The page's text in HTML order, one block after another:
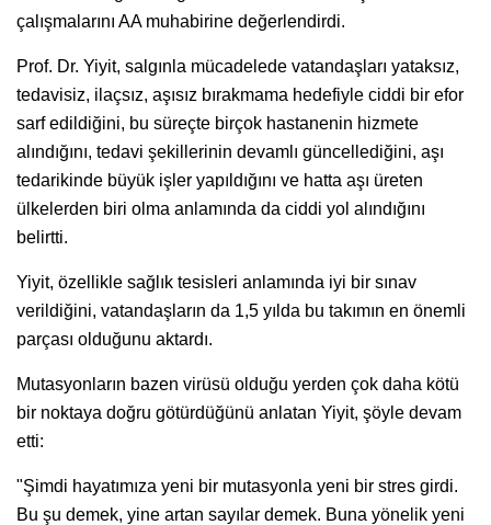
çalışmalarını AA muhabirine değerlendirdi.
Prof. Dr. Yiyit, salgınla mücadelede vatandaşları yataksız,
tedavisiz, ilaçsız, aşısız bırakmama hedefiyle ciddi bir efor
sarf edildiğini, bu süreçte birçok hastanenin hizmete
alındığını, tedavi şekillerinin devamlı güncellediğini, aşı
tedarikinde büyük işler yapıldığını ve hatta aşı üreten
ülkelerden biri olma anlamında da ciddi yol alındığını
belirtti.
Yiyit, özellikle sağlık tesisleri anlamında iyi bir sınav
verildiğini, vatandaşların da 1,5 yılda bu takımın en önemli
parçası olduğunu aktardı.
Mutasyonların bazen virüsü olduğu yerden çok daha kötü
bir noktaya doğru götürdüğünü anlatan Yiyit, şöyle devam
etti:
"Şimdi hayatımıza yeni bir mutasyonla yeni bir stres girdi.
Bu şu demek, yine artan sayılar demek. Buna yönelik yeni